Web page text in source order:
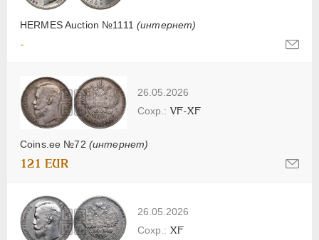
HERMES Auction №1111 (интернет)
-
26.05.2026
Coins.ee №72 (интернет)
VF-XF
121 EUR
26.05.2026
XF